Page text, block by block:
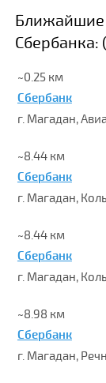
Ближайшие
Сбербанка: (
~0.25 км
Сбербанк
г. Магадан,
~8.44 км
Сбербанк
г. Магадан,
~8.44 км
Сбербанк
г. Магадан,
~8.98 км
Сбербанк
г. Магадан,